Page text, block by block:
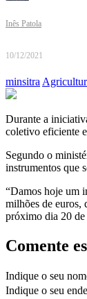
Inês Patola
10/12/2021
minsitra
Durante a
coletivo eficiente
Segundo o
instrumentos que
“Damos hoje um
milhões de euros,
próximo dia 20
Comente
Indique o seu
Indique o seu